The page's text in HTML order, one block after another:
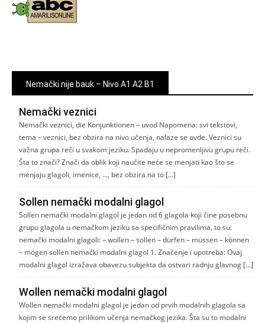
Nemački nije bauk – Nivo A1 A2 B1
Nemački veznici
Nemački veznici, die Konjunktionen – uvod Napomena: svi tekstovi,
tema – veznici, bez obzira na nivo učenja, nalaze se ovde. Veznici su
važna grupa reči u svakom jeziku. Spadaju u nepromenljivu grupu reči.
Šta to znači? Znači da oblik koji naučite neće se menjati kao što se
menjaju glagoli, imenice, …, bez obzira na to […]
Sollen nemački modalni glagol
Sollen nemački modalni glagol je jedan od 6 glagola koji čine posebnu
grupu glagola u nemačkom jeziku sa specifičnim pravilima, to su:
nemački modalni glagoli: – wollen – sollen – dürfen – müssen – können
– mögen sollen nemački modalni glagol 1. Značenje i upotreba: Ovaj
modalni glagol izražava obavezu subjekta da ostvari radnju glavnog […]
Wollen nemački modalni glagol
Wollen nemački modalni glagol je jedan od prvih modalnih glagola sa
kojim se srećemo prilikom učenja nemačkog jezika. Šta su to modalni